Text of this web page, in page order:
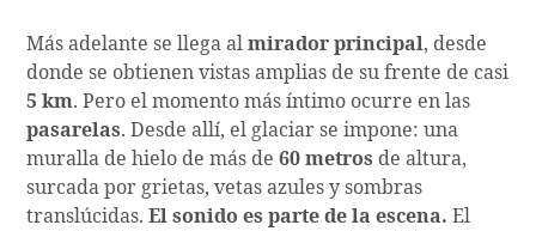
Más adelante se llega almirador principal, desde
donde se obtienen vistas amplias de su frente de casi
5 km. Pero el momento más íntimo ocurre en las
pasarelas. Desde allí, el glaciar se impone: una
muralla de hielo de más de60 metros de altura,
surcada por grietas, vetas azules y sombras
translúcidas.El sonido es parte de la escena. El